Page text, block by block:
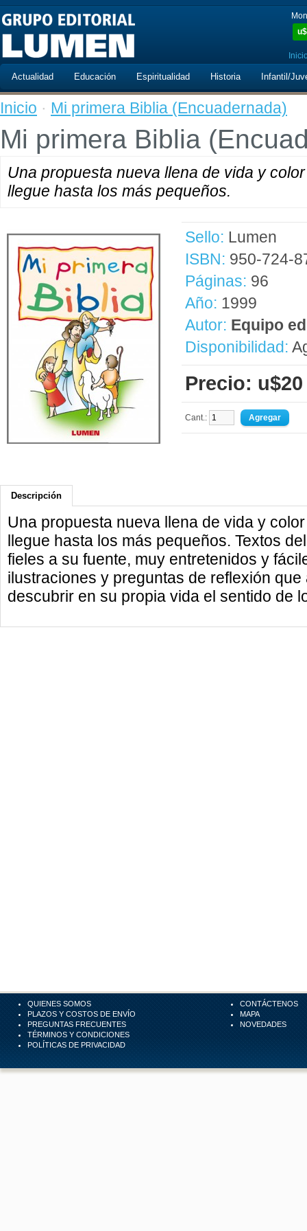
u$
Actualidad Educación Espiritualidad Historia Infantil/
Inicio · Mi primera Biblia (Encuadernada)
Mi primera Biblia
Una propuesta nueva llena de vida y
llegue hasta los más pequeños.
Sello: Lumen
ISBN: 950-724-
Páginas: 96
Año: 1999
Autor: Equipo
Disponibilidad:
Precio: u$20
Cant.:
Descripción
Una propuesta nueva llena de vida y
llegue hasta los más pequeños. Textos
fieles a su fuente, muy entretenidos y
ilustraciones y preguntas de reflexión
descubrir en su propia vida el sentido de
QUIENES SOMOS
PLAZOS Y COSTOS DE ENVÍO
PREGUNTAS FRECUENTES
TÉRMINOS Y CONDICIONES
POLÍTICAS DE PRIVACIDAD
CONTÁCTENOS
MAPA
NOVEDADES